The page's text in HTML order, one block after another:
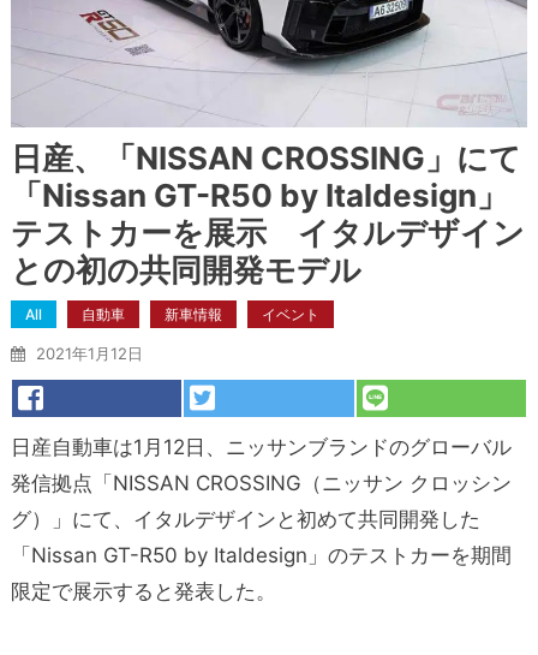
日産、「NISSAN CROSSING」にて
「Nissan GT-R50 by Italdesign」
テストカーを展示 イタルデザイン
との初の共同開発モデル
All 自動車 新車情報 イベント
2021年1月12日
日産自動車は1月12日、ニッサンブランドのグローバル
発信拠点「NISSAN CROSSING（ニッサン クロッシン
グ）」にて、イタルデザインと初めて共同開発した
「Nissan GT-R50 by Italdesign」のテストカーを期間
限定で展示すると発表した。